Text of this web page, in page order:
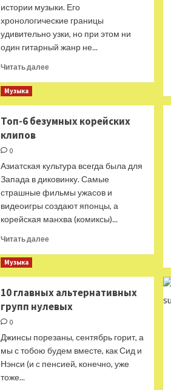
истории музыки. Его
хронологические границы
удивительно узки, но при этом ни
один гитарный жанр не...
Читать далееПрочитать
родился,
(в
15
альбомах)
Музыка
Топ-6 безумных корейских
клипов
0
Азиатская культура всегда была для
Запада в диковинку. Самые
страшные фильмы ужасов и
видеоигры создают японцы, а
корейская манхва (комиксы)...
Читать далееПрочитать
корейских
клипов
Музыка
10 главных альтернативных
групп нулевых
0
Джинсы порезаны, сентябрь горит, а
мы с тобою будем вместе, как Сид и
Нэнси (и с пенсией, конечно, уже
тоже...